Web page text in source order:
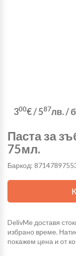
300€/587лв./
Паста за
75мл.
Баркод:
DelivMe доставя
избрано време.
покажем цена и от